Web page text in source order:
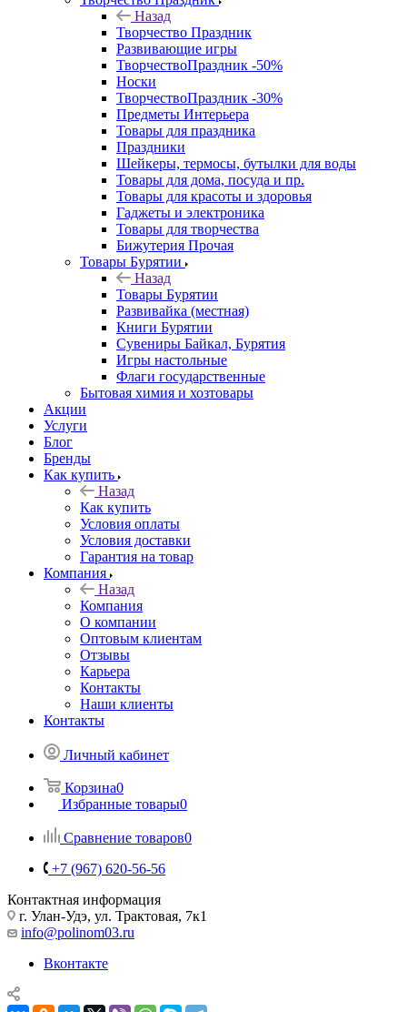
Назад
Творчество Праздник
Развивающие игры
ТворчествоПраздник -50%
Носки
ТворчествоПраздник -30%
Предметы Интерьера
Товары для праздника
Праздники
Шейкеры, термосы, бутылки для воды
Товары для дома, посуда и пр.
Товары для красоты и здоровья
Гаджеты и электроника
Товары для творчества
Бижутерия Прочая
Товары Бурятии
Назад
Товары Бурятии
Развивайка (местная)
Книги Бурятии
Сувениры Байкал, Бурятия
Игры настольные
Флаги государственные
Бытовая химия и хозтовары
Акции
Услуги
Блог
Бренды
Как купить
Назад
Как купить
Условия оплаты
Условия доставки
Гарантия на товар
Компания
Назад
Компания
О компании
Оптовым клиентам
Отзывы
Карьера
Контакты
Наши клиенты
Контакты
Личный кабинет
Корзина0
Избранные товары0
Сравнение товаров0
+7 (967) 620-56-56
Контактная информация
г. Улан-Удэ, ул. Трактовая, 7к1
info@polinom03.ru
Вконтакте